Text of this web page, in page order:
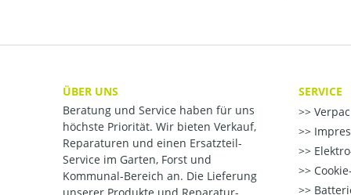
ÜBER UNS
Beratung und Service haben für uns
höchste Priorität. Wir bieten Verkauf,
Reparaturen und einen Ersatzteil-
Service im Garten, Forst und
Kommunal-Bereich an. Die Lieferung
SERVICE